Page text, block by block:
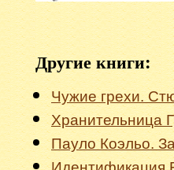
Другие книги:
Чужие грехи.
Хранительница
Пауло Коэльо.